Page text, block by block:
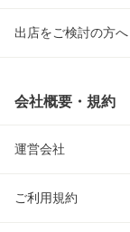
出店をご検討の方へ
会社概要・規約
運営会社
ご利用規約